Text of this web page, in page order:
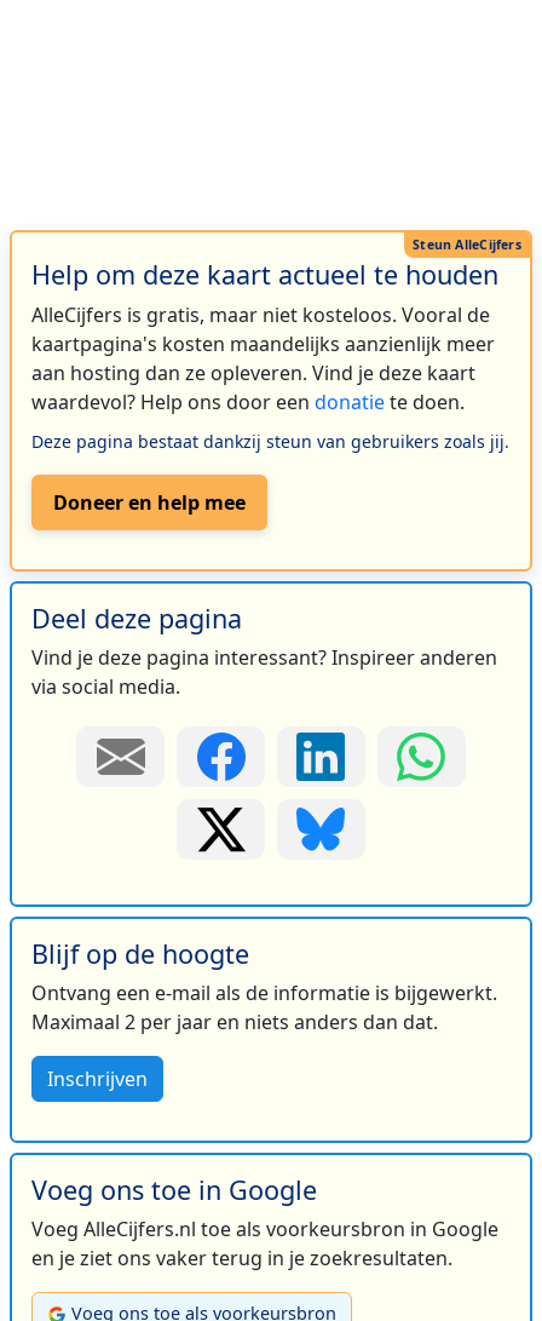
Help om deze kaart actueel te houden
AlleCijfers is gratis, maar niet kosteloos. Vooral de
kaartpagina's kosten maandelijks aanzienlijk meer
aan hosting dan ze opleveren. Vind je deze kaart
waardevol? Help ons door een donatiete doen.
Deze pagina bestaat dankzij steun van gebruikers zoals jij.
Doneer en help mee
Deel deze pagina
Vind je deze pagina interessant? Inspireer anderen
via social media.
Blijf op de hoogte
Ontvang een e-mail als de informatie is bijgewerkt.
Maximaal 2 per jaar en niets anders dan dat.
Inschrijven
Voeg ons toe in Google
Voeg AlleCijfers.nl toe als voorkeursbron in Google
en je ziet ons vaker terug in je zoekresultaten.
Voeg ons toe als voorkeursbron